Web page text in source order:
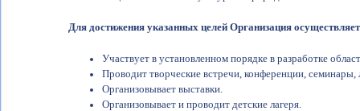
Для достижения указанных целей Организация
Участвует в установленном порядке в разработке
Проводит творческие встречи, конференции,
Организовывает выставки.
Организовывает и проводит детские лагеря.